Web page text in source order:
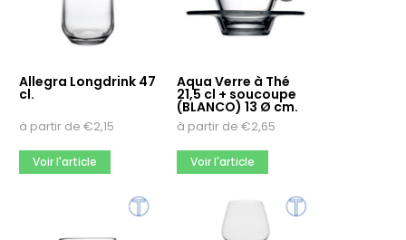
Allegra Longdrink 47
cl.
à partir de €2,15
Voir l'article
Aqua Verre à Thé
21,5 cl + soucoupe
(BLANCO) 13 Ø cm.
à partir de€2,65
Voir l'article
Meer opties
Couleur de l’article
argent mat, 18/10
beige